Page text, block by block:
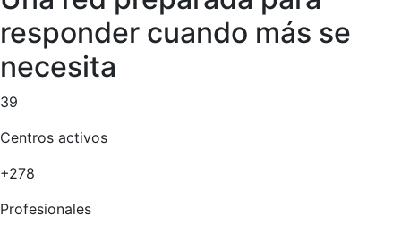
responder cuando más se
necesita
39
Centros activos
+278
Profesionales